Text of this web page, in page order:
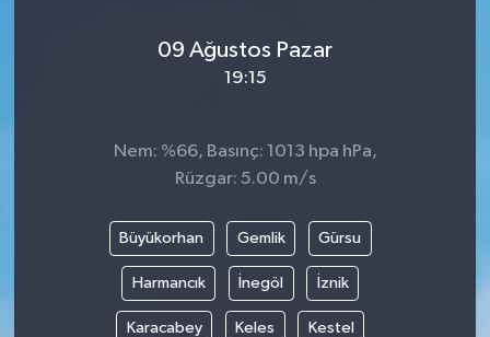
09 Ağustos Pazar
19:15
Nem: %66, Basınç: 1013 hpa hPa,
Rüzgar: 5.00 m/s
Büyükorhan Gemlik Gürsu
Harmancık İnegöl İznik
Karacabey Keles Kestel